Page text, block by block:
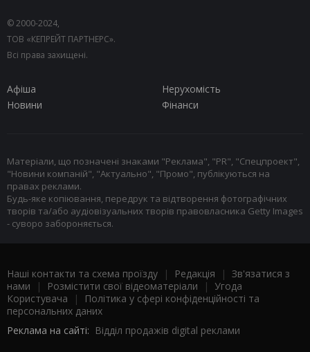
© 2000-2024,
ТОВ «КЕПРЕЙТ ПАРТНЕРС».
Всі права захищені.
Афіша
Нерухомість
Новини
Фінанси
Матеріали, що позначені знаками "Реклама", "PR", "Спецпроект",
"Новини компаній", "Актуально", "Промо", публікуються на
правах реклами.
Будь-яке копіювання, передрук та відтворення фотографічних
творів та/або аудіовізуальних творів правовласника Getty Images
- суворо забороняється.
Наші контакти та схема проїзду | Редакція | Зв'язатися з
нами | Розмістити свої відеоматеріали | Угода
Користувача |
Політика у сфері конфіденційності та
персональних даних
Реклама на сайті: Відділ продажів digital реклами